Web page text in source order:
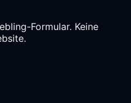
Formular. Keine